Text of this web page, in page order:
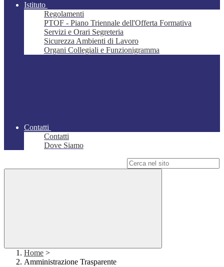
Istituto
Regolamenti
PTOF - Piano Triennale dell'Offerta Formativa
Servizi e Orari Segreteria
Sicurezza Ambienti di Lavoro
Organi Collegiali e Funzionigramma
Contatti
Contatti
Dove Siamo
Home >
Amministrazione Trasparente